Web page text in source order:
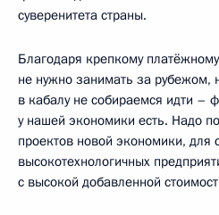
суверенитета страны.
Благодаря крепкому
не нужно занимать за рубежом,
в кабалу не собираемся идти –
у нашей экономики есть. Надо
проектов новой экономики, для
высокотехнологичных
с высокой добавленной